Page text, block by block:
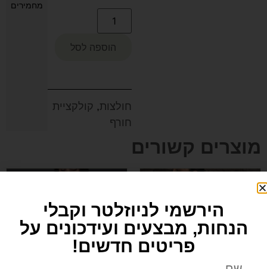
הוספה לסל
חולצות, קולקציית
חורף
מחמירים
מוצרים קשורים
הירשמי לניוזלטר וקבלי
הנחות, מבצעים ועידכונים על
פריטים חדשים!